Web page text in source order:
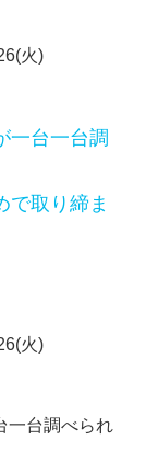
火)
一台一台調
で取り締ま
火)
一台調べられ